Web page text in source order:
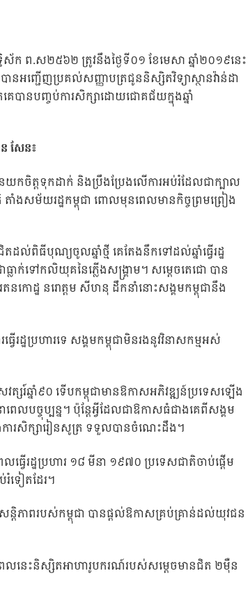
ធិស័ក ព.ស២៥៦២ ត្រូវនឹងថ្ងៃទី០១ ខែមេសា ឆ្នាំ២០១៩នេះ
ានអញ្ជើញប្រគល់សញ្ញាបត្រជូននិស្សិតវិទ្យាស្ថានវ៉ាន់ដា
បានបញ្ចប់ការសិក្សាដោយជោគជ័យក្នុងឆ្នាំ
សែន៖
យកចិត្តទុកដាក់ និងប្រឹងប្រែងលើការអប់រំដែលជាក្បាល
តាំងសម័យរដ្ឋកម្ពុជា ពោលមុនពេលមានកិច្ចព្រមព្រៀង
ល់ពិធីបុណ្យចូលឆ្នាំថ្មី គេតែងនឹកទៅដល់ឆ្នាំធ្វើរដ្ឋ
លាក់ទៅកលិយុគនៃភ្លើងសង្គ្រាម។ សម្តេចតេជោ បាន
រតនកោដ្ឋ នរោត្តម សីហនុ ដឹកនាំនោះសង្គមកម្ពុជានឹង
ើរដ្ឋប្រហារទេ សង្គមកម្ពុជាមិនរងនូវវិនាសកម្មអស់
សរ៍ឆ្នាំ៩០ ទើបកម្ពុជាមានឱកាសអភិវឌ្ឍន៍ប្រទេសឡើង
េលបច្ចុប្បន្ន។ ប៉ុន្តែអ្វីដែលជាឱកាសធំជាងគេពីសង្គម
ការសិក្សារៀនសូត្រ ទទួលបានចំណេះដឹង។
ើរដ្ឋប្រហារ ១៨ មីនា ១៩៧០ ប្រទេសជាតិចាប់ផ្តើម
ទៀតដែរ។
ន្តិភាពរបស់កម្ពុជា បានផ្តល់ឱកាសគ្រប់គ្រាន់ដល់យុវជន
លនេះនិស្សិតអាហារូបករណ៍របស់សម្តេចមានជិត ២ម៉ឺន